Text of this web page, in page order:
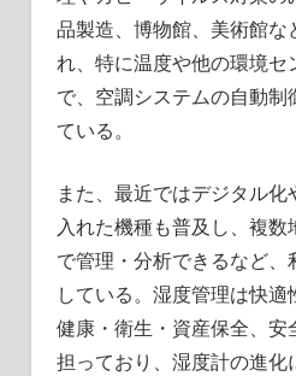
品製造、博物館、美術館な
れ、特に温度や他の環境セ
で、空調システムの自動制
ている。
また、最近ではデジタル化
入れた機種も普及し、複
で管理・分析できるなど
している。湿度管理は快適
健康・衛生・資産保全、安
担っており、湿度計の進化